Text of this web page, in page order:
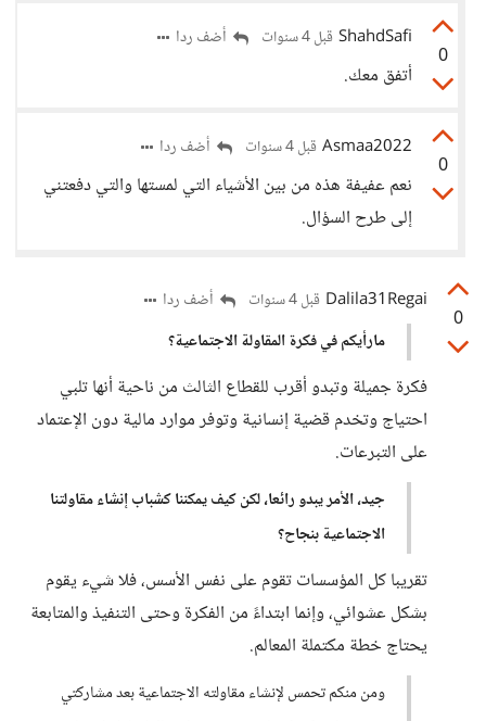
0
ShahdSafi قبل 4 سنوات أضف ردا
أتفق معك.
0
Asmaa2022 قبل 4 سنوات أضف ردا
نعم عفيفة هذه من بين الأشياء التي لمستها والتي دفعتني
إلى طرح السؤال.
0
Dalila31Regai قبل 4 سنوات
أضف ردا
مارأيكم في فكرة المقاولة الاجتماعية؟
فكرة جميلة وتبدو أقرب للقطاع الثالث من ناحية أنها تلبي
احتياج وتخدم قضية إنسانية وتوفر موارد مالية دون الإعتماد
على التبرعات.
جيد، الأمر يبدو رائعا، لكن كيف يمكننا كشباب إنشاء مقاولتنا
الاجتماعية بنجاح؟
تقريبا كل المؤسسات تقوم على نفس الأسس، فلا شيء يقوم
بشكل عشوائي، وإنما ابتداءً من الفكرة وحتى التنفيذ والمتابعة
يحتاج خطة مكتملة المعالم.
ومن منكم تحمس لإنشاء مقاولته الاجتماعية بعد مشاركتي